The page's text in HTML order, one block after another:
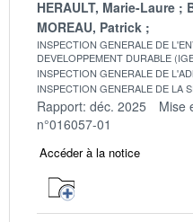
HERAULT, Marie-Laure
MOREAU, Patrick
INSPECTION GENERALE DE
DEVELOPPEMENT DURABLE
INSPECTION GENERALE DE
INSPECTION GENERALE DE LA
Rapport: déc. 2025 Mise
n°016057-01
Accéder à la notice